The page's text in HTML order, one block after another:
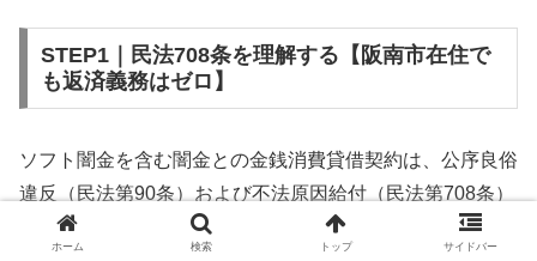
STEP1｜民法708条を理解する【阪南市在住で
も返済義務はゼロ】
ソフト闇金を含む闇金との金銭消費貸借契約は、公序良俗
違反（民法第90条）および不法原因給付（民法第708条）
に該当するため、法的には無効です。阪南市在住であって
ホーム 検索 トップ サイドバー